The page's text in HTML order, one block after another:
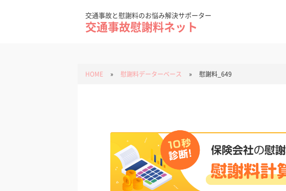
交通事故と慰謝料のお悩み解決サポーター
交通事故慰謝料ネット
HOME » 慰謝料データーベース » 慰謝料_649